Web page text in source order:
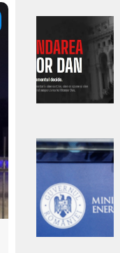
aici textul
pentru
subtitlu
Adaugă
aici textul
pentru
subtitlu